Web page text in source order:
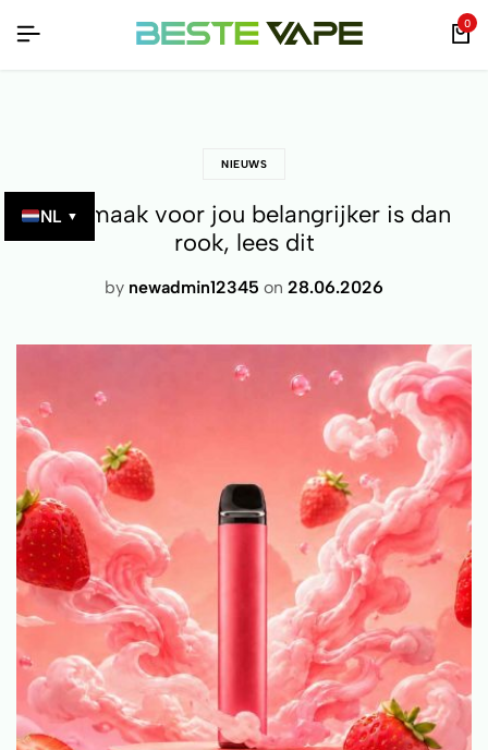
NL ▼
0
NIEUWS
Als smaak voor jou belangrijker is dan
rook, lees dit
by newadmin12345 on 28.06.2026